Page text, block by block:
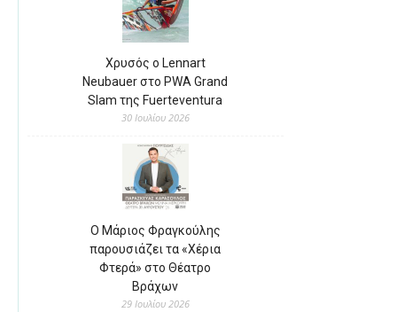
Χρυσός ο Lennart
Neubauer στο PWA Grand
Slam της Fuerteventura
30 Ιουλίου 2026
Ο Μάριος Φραγκούλης
παρουσιάζει τα «Χέρια
Φτερά» στο Θέατρο
Βράχων
29 Ιουλίου 2026